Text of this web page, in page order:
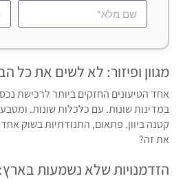
מגוון ופיזור: לא לשים את כל
אחד הטיעונים החזקים ביותר לרכישת
במדינות שונות. עם כלכלות שונות.
קטנה ביוון. פתאום, התנודתיות בשוק
את זה?
הזדמנויות שלא נשמעות